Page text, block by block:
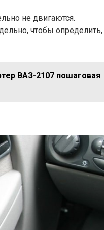
не двигаются.
чтобы определить,
ВАЗ-2107 пошаговая